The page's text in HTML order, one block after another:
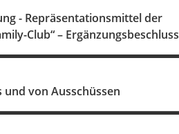
- Repräsentationsmittel der
Club“ – Ergänzungsbeschluss
von Ausschüssen